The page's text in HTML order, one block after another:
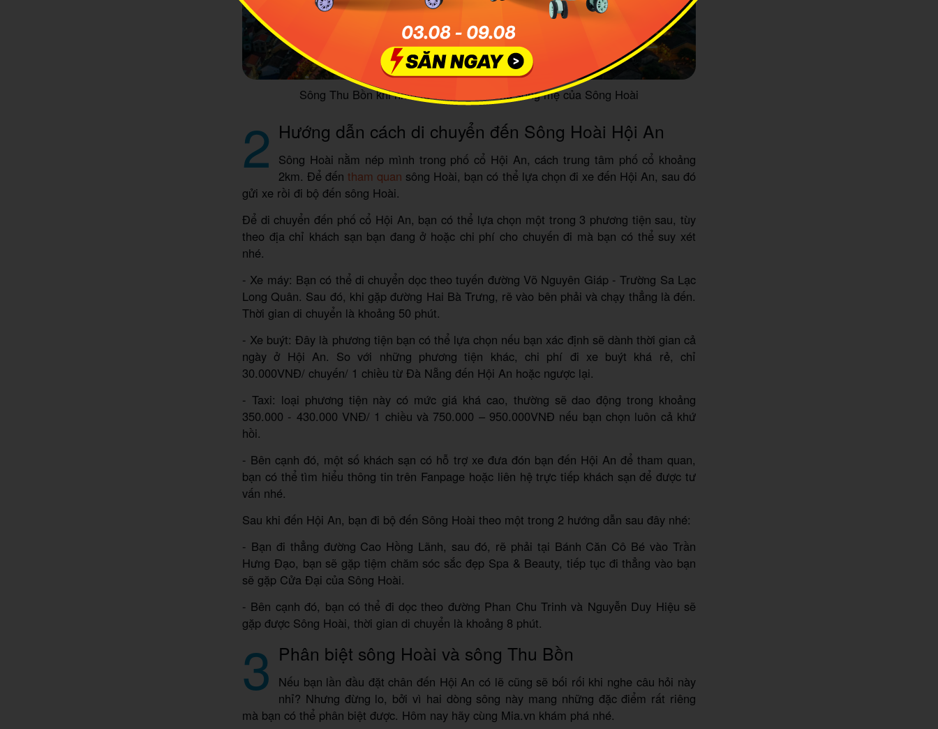
Sông Thu Bồn khi nhìn từ trên cao - dòng sông mẹ của Sông Hoài
2 Hướng dẫn cách di chuyển đến Sông Hoài Hội An
Sông Hoài nằm nép mình trong phố cổ Hội An, cách trung tâm phố cổ khoảng
2km. Để đếntham quan sông Hoài, bạn có thể lựa chọn đi xe đến Hội An, sau đó
gửi xe rồi đi bộ đến sông Hoài.
Để di chuyển đến phố cổ Hội An, bạn có thể lựa chọn một trong 3 phương tiện sau, tùy
theo địa chỉ khách sạn bạn đang ở hoặc chi phí cho chuyến đi mà bạn có thể suy xét
nhé.
- Xe máy: Bạn có thể di chuyển dọc theo tuyến đường Võ Nguyên Giáp - Trường Sa Lạc
Long Quân. Sau đó, khi gặp đường Hai Bà Trưng, rẽ vào bên phải và chạy thẳng là đến.
Thời gian di chuyển là khoảng 50 phút.
- Xe buýt: Đây là phương tiện bạn có thể lựa chọn nếu bạn xác định sẽ dành thời gian cả
ngày ở Hội An. So với những phương tiện khác, chi phí đi xe buýt khá rẻ, chỉ
30.000VNĐ/ chuyến/ 1 chiều từ Đà Nẵng đến Hội An hoặc ngược lại.
- Taxi: loại phương tiện này có mức giá khá cao, thường sẽ dao động trong khoảng
350.000 - 430.000 VNĐ/ 1 chiều và 750.000 – 950.000VNĐ nếu bạn chọn luôn cả khứ
hồi.
- Bên cạnh đó, một số khách sạn có hỗ trợ xe đưa đón bạn đến Hội An để tham quan,
bạn có thể tìm hiểu thông tin trên Fanpage hoặc liên hệ trực tiếp khách sạn để được tư
vấn nhé.
Sau khi đến Hội An, bạn đi bộ đến Sông Hoài theo một trong 2 hướng dẫn sau đây nhé:
- Bạn đi thẳng đường Cao Hồng Lãnh, sau đó, rẽ phải tại Bánh Căn Cô Bé vào Trần
Hưng Đạo, bạn sẽ gặp tiệm chăm sóc sắc đẹp Spa & Beauty, tiếp tục đi thẳng vào bạn
sẽ gặp Cửa Đại của Sông Hoài.
- Bên cạnh đó, bạn có thể đi dọc theo đường Phan Chu Trinh và Nguyễn Duy Hiệu sẽ
gặp được Sông Hoài, thời gian di chuyển là khoảng 8 phút.
3 Phân biệt sông Hoài và sông Thu Bồn
Nếu bạn lần đầu đặt chân đến Hội An có lẽ cũng sẽ bối rối khi nghe câu hỏi này
nhỉ? Nhưng đừng lo, bởi vì hai dòng sông này mang những đặc điểm rất riêng
mà bạn có thể phân biệt được. Hôm nay hãy cùng Mia.vn khám phá nhé.